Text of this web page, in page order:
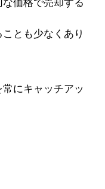
価格で売却する
とも少なくあり
にキャッチアッ